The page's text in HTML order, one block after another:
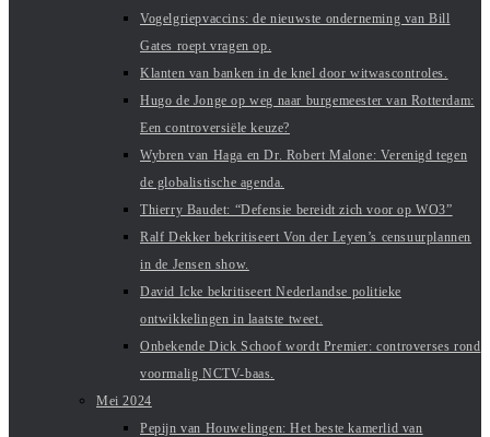
Vogelgriepvaccins: de nieuwste onderneming van Bill
Gates roept vragen op.
Klanten van banken in de knel door witwascontroles.
Hugo de Jonge op weg naar burgemeester van Rotterdam:
Een controversiële keuze?
Wybren van Haga en Dr. Robert Malone: Verenigd tegen
de globalistische agenda.
Thierry Baudet: “Defensie bereidt zich voor op WO3”
Ralf Dekker bekritiseert Von der Leyen’s censuurplannen
in de Jensen show.
David Icke bekritiseert Nederlandse politieke
ontwikkelingen in laatste tweet.
Onbekende Dick Schoof wordt Premier: controverses rond
voormalig NCTV-baas.
Mei 2024
Pepijn van Houwelingen: Het beste kamerlid van